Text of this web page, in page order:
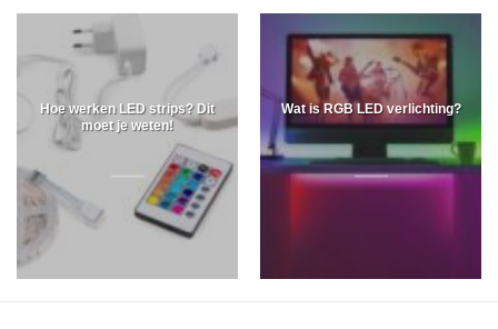
Hoe werken LED strips? Dit
moet je weten!
Wat is RGB LED verlichting?